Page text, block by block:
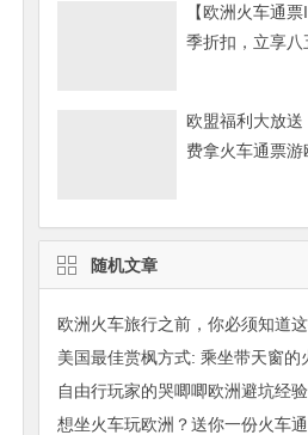
【欧洲火车通
季折扣，立享八
欧盟福利大放送
费拿火车通票游
随机文章
欧洲火车旅行之前，你必须知道
自由行玩家的哭唧唧欧洲避坑经
想坐火车玩欧洲？送你一份火车